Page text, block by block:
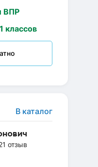
ВПР
классов
В каталог
отзыв